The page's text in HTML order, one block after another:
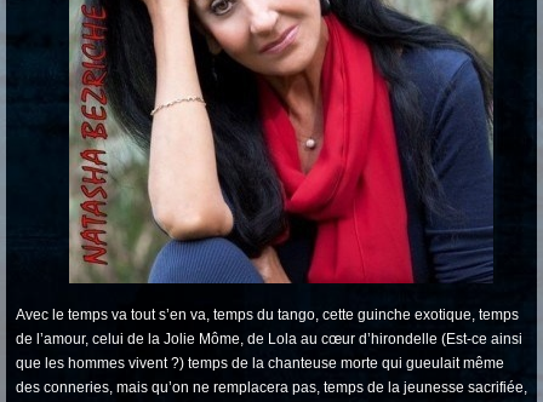
Avec le temps va tout s’en va, temps du tango, cette guinche exotique, temps
de l’amour, celui de la Jolie Môme, de Lola au cœur d’hirondelle (Est-ce ainsi
que les hommes vivent ?) temps de la chanteuse morte qui gueulait même
des conneries, mais qu’on ne remplacera pas, temps de la jeunesse sacrifiée,